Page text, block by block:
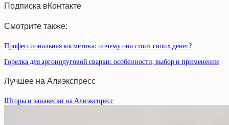
Подписка вКонтакте
Смотрите также:
Профессиональная косметика: почему она стоит своих денег?
Горелка для аргонодуговой сварки: особенности, выбор и применение
Лучшее на Алиэкспресс
Шторы и занавески на Алиэкспресс